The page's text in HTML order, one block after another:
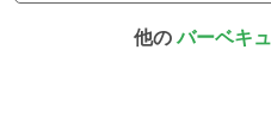
他のバーベキ